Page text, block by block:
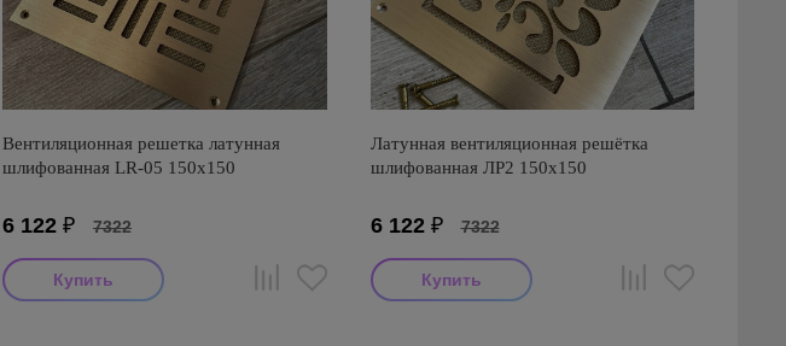
Вентиляционная решетка латунная
шлифованная LR-05 150х150
6 122 ₽ 7322
Латунная вентиляционная решётка
шлифованная ЛР2 150х150
6 122₽ 7322